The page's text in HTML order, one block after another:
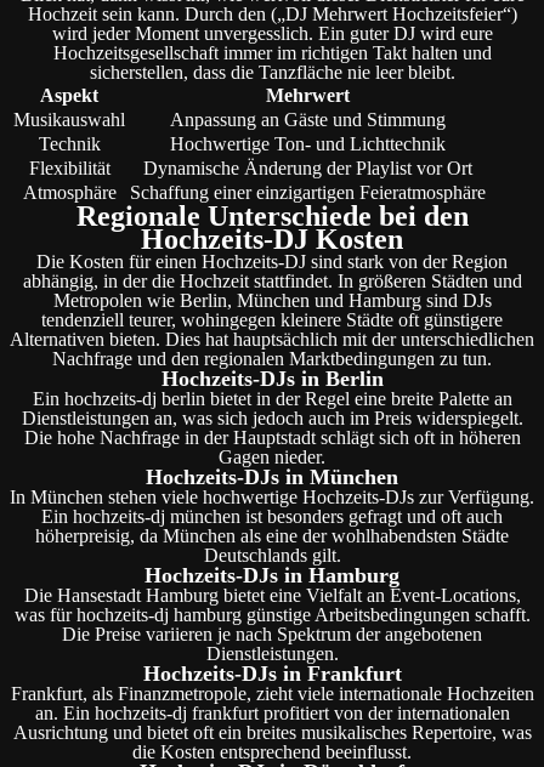
Hochzeit sein kann. Durch den („DJ Mehrwert Hochzeitsfeier“)
wird jeder Moment unvergesslich. Ein guter DJ wird eure
Hochzeitsgesellschaft immer im richtigen Takt halten und
sicherstellen, dass die Tanzfläche nie leer bleibt.
Aspekt
Mehrwert
Musikauswahl
Anpassung an Gäste und Stimmung
Technik
Hochwertige Ton- und Lichttechnik
Flexibilität
Dynamische Änderung der Playlist vor Ort
Atmosphäre
Schaffung einer einzigartigen Feieratmosphäre
Regionale Unterschiede bei den
Hochzeits-DJ Kosten
Die Kosten für einen Hochzeits-DJ sind stark von der Region
abhängig, in der die Hochzeit stattfindet. In größeren Städten und
Metropolen wie Berlin, München und Hamburg sind DJs
tendenziell teurer, wohingegen kleinere Städte oft günstigere
Alternativen bieten. Dies hat hauptsächlich mit der unterschiedlichen
Nachfrage und den regionalen Marktbedingungen zu tun.
Hochzeits-DJs in Berlin
Ein hochzeits-dj berlin bietet in der Regel eine breite Palette an
Dienstleistungen an, was sich jedoch auch im Preis widerspiegelt.
Die hohe Nachfrage in der Hauptstadt schlägt sich oft in höheren
Gagen nieder.
Hochzeits-DJs in München
In München stehen viele hochwertige Hochzeits-DJs zur Verfügung.
Ein hochzeits-dj münchen ist besonders gefragt und oft auch
höherpreisig, da München als eine der wohlhabendsten Städte
Deutschlands gilt.
Hochzeits-DJs in Hamburg
Die Hansestadt Hamburg bietet eine Vielfalt an Event-Locations,
was für hochzeits-dj hamburg günstige Arbeitsbedingungen schafft.
Die Preise variieren je nach Spektrum der angebotenen
Dienstleistungen.
Hochzeits-DJs in Frankfurt
Frankfurt, als Finanzmetropole, zieht viele internationale Hochzeiten
an. Ein hochzeits-dj frankfurt profitiert von der internationalen
Ausrichtung und bietet oft ein breites musikalisches Repertoire, was
die Kosten entsprechend beeinflusst.